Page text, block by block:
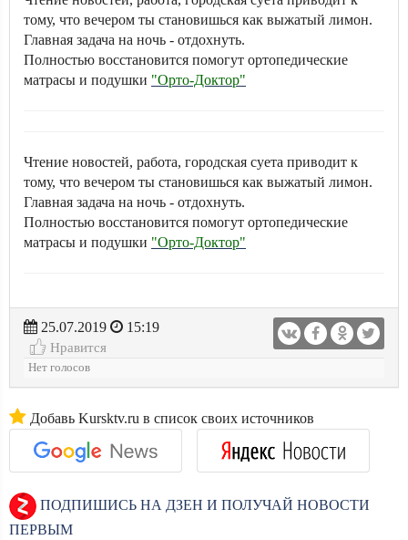
тому, что вечером ты становишься как выжатый лимон.
Главная задача на ночь - отдохнуть.
Полностью восстановится помогут ортопедические
матрасы и подушки "Орто-Доктор"
Чтение новостей, работа, городская суета приводит к
тому, что вечером ты становишься как выжатый лимон.
Главная задача на ночь - отдохнуть.
Полностью восстановится помогут ортопедические
матрасы и подушки "Орто-Доктор"
25.07.2019
15:19
Нравится
Нет голосов
Добавь Kursktv.ru в список своих источников
ПОДПИШИСЬ НА ДЗЕН И ПОЛУЧАЙ НОВОСТИ
ПЕРВЫМ